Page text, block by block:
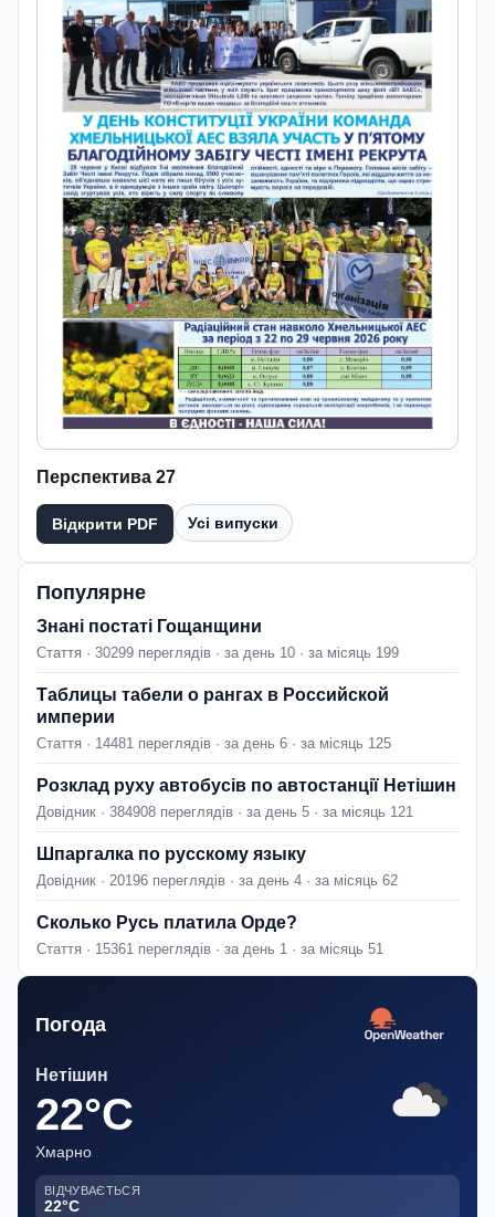
Перспектива 27
Відкрити PDF Усі випуски
Популярне
Знані постаті Гощанщини
Стаття · 30299 переглядів · за день 10 · за місяць 199
Таблицы табели о рангах в Российской
империи
Стаття · 14481 переглядів · за день 6 · за місяць 125
Розклад руху автобусів по автостанції Нетішин
Довідник · 384908 переглядів · за день 5 · за місяць 121
Шпаргалка по русскому языку
Довідник · 20196 переглядів · за день 4 · за місяць 62
Сколько Русь платила Орде?
Стаття · 15361 переглядів · за день 1 · за місяць 51
Погода
Нетішин
22°C
Хмарно
ВІДЧУВАЄТЬСЯ
22°C